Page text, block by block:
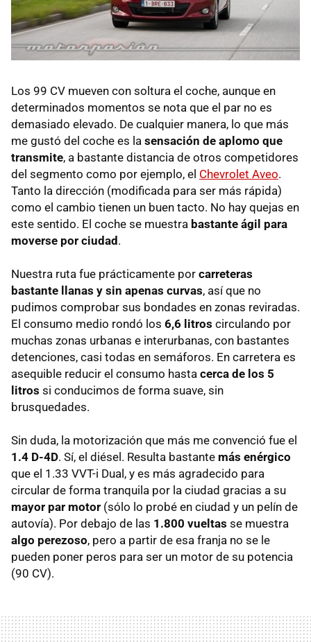
Los 99 CV mueven con soltura el coche, aunque en
determinados momentos se nota que el par no es
demasiado elevado. De cualquier manera, lo que más
me gustó del coche es la sensación de aplomo que
transmite, a bastante distancia de otros competidores
del segmento como por ejemplo, el Chevrolet Aveo.
Tanto la dirección (modificada para ser más rápida)
como el cambio tienen un buen tacto. No hay quejas en
este sentido. El coche se muestra bastante ágil para
moverse por ciudad .
Nuestra ruta fue prácticamente por carreteras
bastante llanas y sin apenas curvas, así que no
pudimos comprobar sus bondades en zonas reviradas.
El consumo medio rondó los 6,6 litros circulando por
muchas zonas urbanas e interurbanas, con bastantes
detenciones, casi todas en semáforos. En carretera es
asequible reducir el consumo hasta cerca de los 5
litros si conducimos de forma suave, sin
brusquedades.
Sin duda, la motorización que más me convenció fue el
1.4 D-4D. Sí, el diésel. Resulta bastante más enérgico
que el 1.33 VVT-i Dual, y es más agradecido para
circular de forma tranquila por la ciudad gracias a su
mayor par motor (sólo lo probé en ciudad y un pelín de
autovía). Por debajo de las 1.800 vueltas se muestra
algo perezoso, pero a partir de esa franja no se le
pueden poner peros para ser un motor de su potencia
(90 CV).